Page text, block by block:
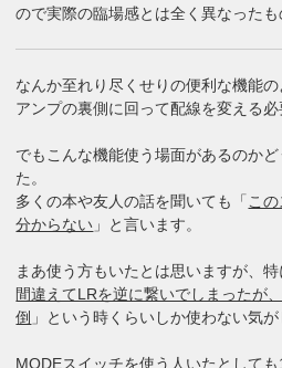
ので実際の臨場感とは全く異なったも
なんか至れり尽くせりの便利な機能の
アンプの裏側に回って配線を変える必
でもこんな機能使う場面があるのか
た。
多くの本や友人の話を聞いても「 こ
分からない 」と言います。
まあ使う方もいたとは思いますが、
間違えてLRを逆に繋いでしまったが
倒 」という時くらいしか使わない気が
MODEスイッチを使う人いたとして